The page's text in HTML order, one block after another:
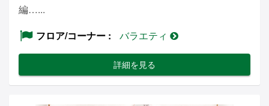
編…...
フロア/コーナー
バラエティ
詳細を見る